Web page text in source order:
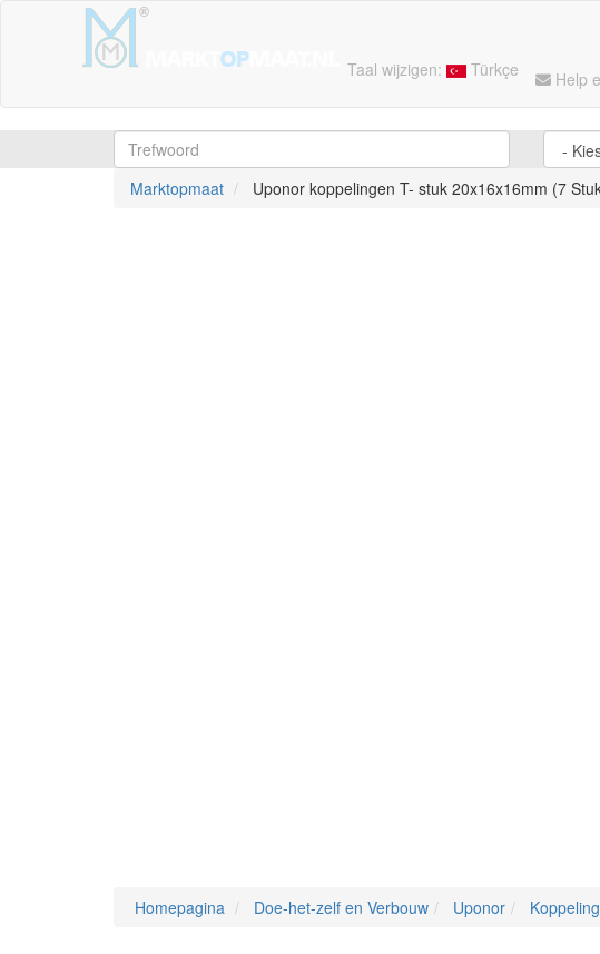
Taal wijzigen: Türkçe Help
Marktopmaat
Uponor koppelingen T- stuk 20x16x16mm (7
Homepagina Doe-het-zelf en Verbouw Uponor Koppeling